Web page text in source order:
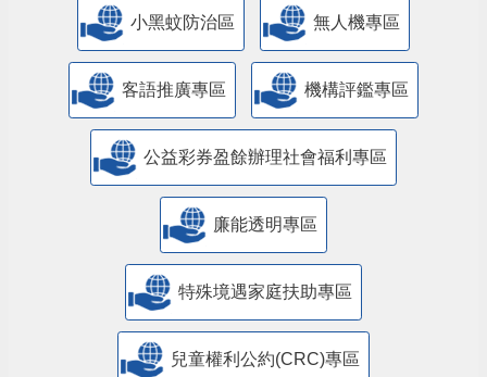
小黑蚊防治區 無人機專區
客語推廣專區 機構評鑑專區
公益彩券盈餘辦理社會福利專區
廉能透明專區
特殊境遇家庭扶助專區
兒童權利公約(CRC)專區